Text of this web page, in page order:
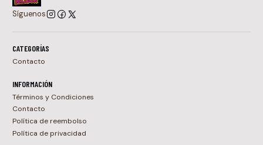
Síguenos
CATEGORÍAS
Contacto
INFORMACIÓN
Términos y Condiciones
Contacto
Política de reembolso
Política de privacidad